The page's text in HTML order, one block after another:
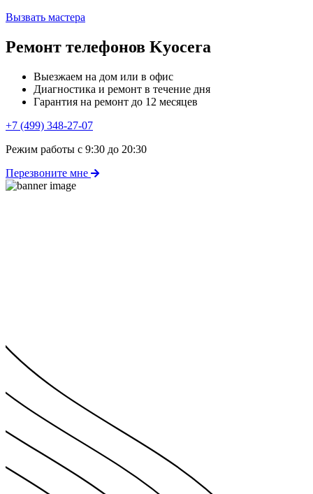
Вызвать мастера
Ремонт телефонов Kyocera
Выезжаем на дом или в офис
Диагностика и ремонт в течение дня
Гарантия на ремонт до 12 месяцев
+7 (499) 348-27-07
Режим работы с 9:30 до 20:30
Перезвоните мне